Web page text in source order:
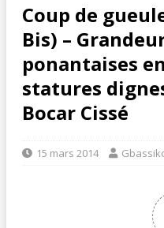
Coup de
Bis) –
ponantaises
statures
Bocar Cissé
15 mars 2014